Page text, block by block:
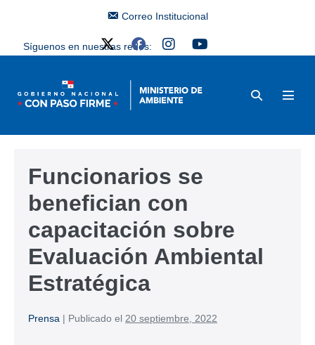
Correo Institucional
Síguenos en nuestras redes:
Funcionarios se
benefician con
capacitación sobre
Evaluación Ambiental
Estratégica
Prensa | Publicado el 20 septiembre, 2022